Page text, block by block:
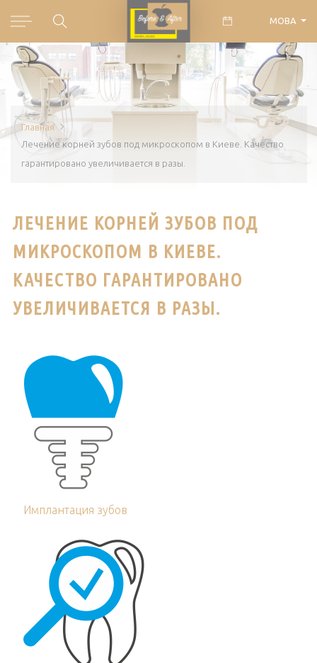
МОВА
Главная
Лечение корней зубов под микроскопом в Киеве. Качество
гарантировано увеличивается в разы.
ЛЕЧЕНИЕ КОРНЕЙ ЗУБОВ ПОД
МИКРОСКОПОМ В КИЕВЕ.
КАЧЕСТВО ГАРАНТИРОВАНО
УВЕЛИЧИВАЕТСЯ В РАЗЫ.
Имплантация зубов